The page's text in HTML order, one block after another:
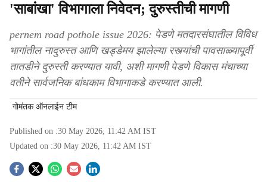
'साबांखा' विभागाला निवेदन; दुरुस्तीची मागणी
pernem road pothole issue 2026: पेडणे मतदारसंघातील विविध
भागांतील नादुरुस्त आणि खड्डेमय झालेल्या रस्त्यांची पावसाळ्यापूर्वी
तातडीने दुरुस्ती करण्यात यावी, अशी मागणी पेडणे विकास मंचाच्या
वतीने सार्वजनिक बांधकाम विभागाकडे करण्यात आली.
गोमंतक ऑनलाईन टीम
Published on :30 May 2026, 11:42 AM IST
Updated on :30 May 2026, 11:42 AM IST
S